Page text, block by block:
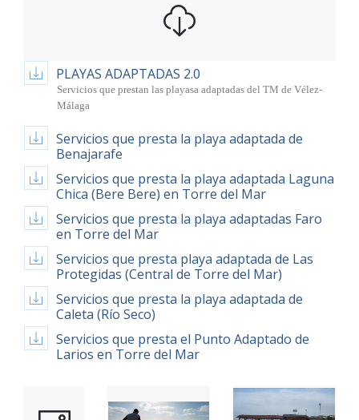
PLAYAS ADAPTADAS 2.0
Servicios que prestan las playasa adaptadas del TM de Vélez-
Málaga
Servicios que presta la playa adaptada de
Benajarafe
Servicios que presta la playa adaptada Laguna
Chica (Bere Bere) en Torre del Mar
Servicios que presta la playa adaptadas Faro
en Torre del Mar
Servicios que presta playa adaptada de Las
Protegidas (Central de Torre del Mar)
Servicios que presta la playa adaptada de
Caleta (Río Seco)
Servicios que presta el Punto Adaptado de
Larios en Torre del Mar